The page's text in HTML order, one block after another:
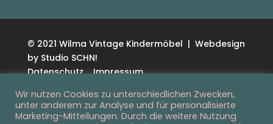
© 2021 Wilma Vintage Kindermöbel | Webdesign
by Studio SCHN!
Datenschutz
Impressum
Wir nutzen Cookies zu unterschiedlichen Zwecken,
unter anderem zur Analyse und für personalisierte
Marketing-Mitteilungen. Durch die weitere Nutzung